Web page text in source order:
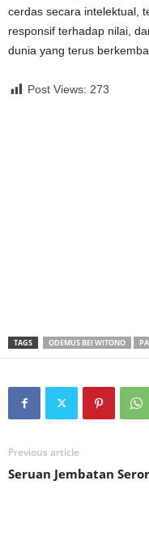
cerdas secara intelektual,
responsif terhadap nilai,
dunia yang terus
Post Views: 273
TAGS ODEMUS BEI WITONO
Previous article
Seruan Jembatan